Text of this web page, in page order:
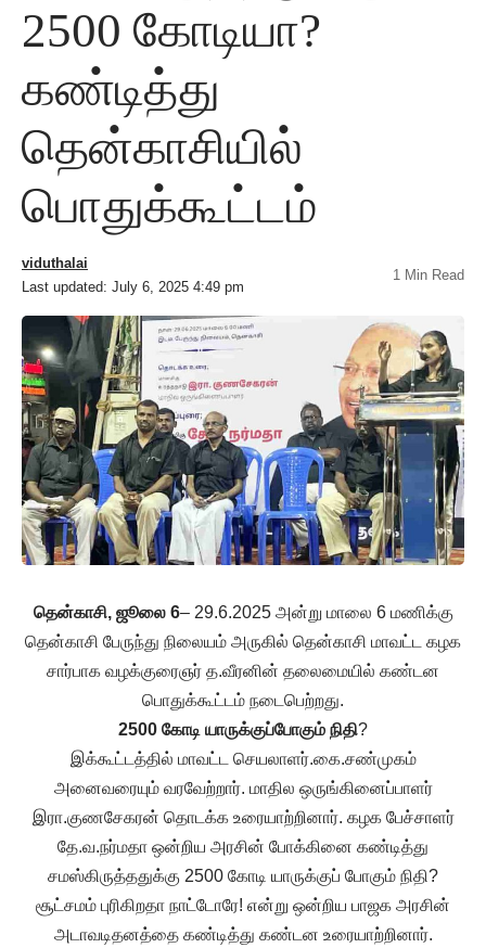
2500 கோடியா?
கண்டித்து
தென்காசியில்
பொதுக்கூட்டம்
Last updated: July 6, 2025 4:49 pm
viduthalai
1 Min Read
தென்காசி, ஜூலை 6– 29.6.2025 அன்று மாலை 6 மணிக்கு
தென்காசி பேருந்து நிலையம் அருகில் தென்காசி மாவட்ட கழக
சார்பாக வழக்குரைஞர் த.வீரனின் தலைமையில் கண்டன
பொதுக்கூட்டம் நடைபெற்றது.
2500 கோடி யாருக்குப்போகும் நிதி?
இக்கூட்டத்தில் மாவட்ட செயலாளர்.கை.சண்முகம்
அனைவரையும் வரவேற்றார். மாதில ஒருங்கினைப்பாளர்
இரா.குணசேகரன் தொடக்க உரையாற்றினார். கழக பேச்சாளர்
தே.வ.நர்மதா ஒன்றிய அரசின் போக்கினை கண்டித்து
சமஸ்கிருத்ததுக்கு 2500 கோடி யாருக்குப் போகும் நிதி?
சூட்சமம் புரிகிறதா நாட்டோரே! என்று ஒன்றிய பாஜக அரசின்
அடாவடிதனத்தை கண்டித்து கண்டன உரையாற்றினார்.